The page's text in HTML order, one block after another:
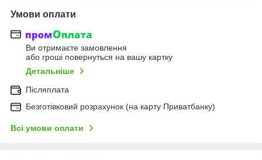
Умови оплати
Ви отримаєте замовлення
або гроші повернуться на вашу картку
Детальніше
Післяплата
Безготівковий розрахунок (на карту Приватбанку)
Всі умови оплати